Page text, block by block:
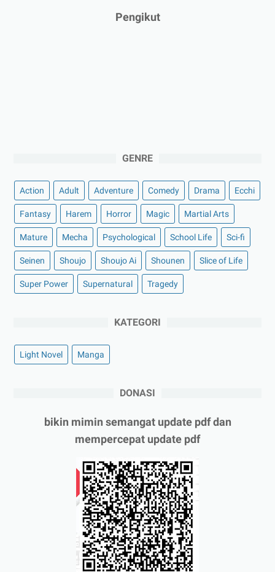
Pengikut
GENRE
Action Adult Adventure Comedy Drama Ecchi
Fantasy Harem Horror Magic Martial Arts
Mature Mecha Psychological School Life Sci-fi
Seinen Shoujo Shoujo Ai Shounen Slice of Life
Super Power Supernatural Tragedy
KATEGORI
Light Novel Manga
DONASI
bikin mimin semangat update pdf dan
mempercepat update pdf